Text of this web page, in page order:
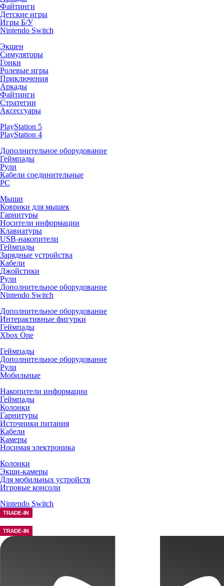
Файтинги
Детские игры
Игры Б/У
Nintendo Switch
Экшен
Симуляторы
Гонки
Ролевые игры
Приключения
Аркады
Файтинги
Стратегии
Аксессуары
PlayStation 5
PlayStation 4
Дополнительное оборудование
Геймпады
Рули
Кабели соединительные
PC
Мыши
Коврики для мышек
Гарнитуры
Носители информации
Клавиатуры
USB-накопители
Геймпады
Зарядные устройства
Кабели
Джойстики
Рули
Дополнительное оборудование
Nintendo Switch
Дополнительное оборудование
Интерактивные фигурки
Геймпады
Xbox One
Геймпады
Дополнительное оборудование
Рули
Мобильные
Накопители информации
Геймпады
Колонки
Гарнитуры
Источники питания
Кабели
Камеры
Носимая электроника
Колонки
Экшн-камеры
Для мобильных устройств
Игровые консоли
Nintendo Switch